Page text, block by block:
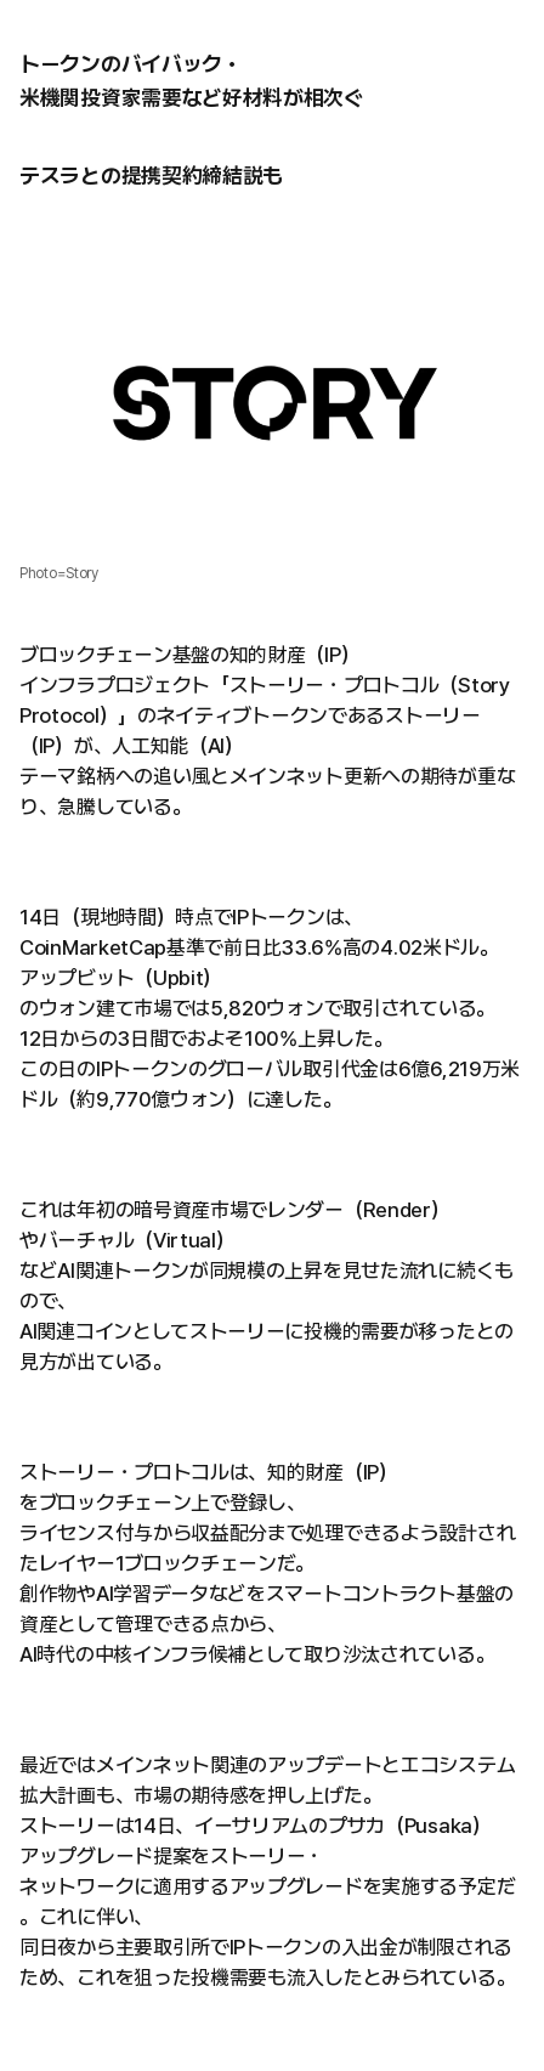
トークンのバイバック・
米機関投資家需要など好材料が相次ぐ
テスラとの提携契約締結説も
Photo=Story
ブロックチェーン基盤の知的財産（IP）
インフラプロジェクト「ストーリー・プロトコル（Story
Protocol）」のネイティブトークンであるストーリー
（IP）が、人工知能（AI）
テーマ銘柄への追い風とメインネット更新への期待が重な
り、急騰している。
14日（現地時間）時点でIPトークンは、
CoinMarketCap基準で前日比33.6%高の4.02米ドル。
アップビット（Upbit）
のウォン建て市場では5,820ウォンで取引されている。
12日からの3日間でおよそ100%上昇した。
この日のIPトークンのグローバル取引代金は6億6,219万米
ドル（約9,770億ウォン）に達した。
これは年初の暗号資産市場でレンダー（Render）
やバーチャル（Virtual）
などAI関連トークンが同規模の上昇を見せた流れに続くも
ので、
AI関連コインとしてストーリーに投機的需要が移ったとの
見方が出ている。
ストーリー・プロトコルは、知的財産（IP）
をブロックチェーン上で登録し、
ライセンス付与から収益配分まで処理できるよう設計され
たレイヤー1ブロックチェーンだ。
創作物やAI学習データなどをスマートコントラクト基盤の
資産として管理できる点から、
AI時代の中核インフラ候補として取り沙汰されている。
最近ではメインネット関連のアップデートとエコシステム
拡大計画も、市場の期待感を押し上げた。
ストーリーは14日、イーサリアムのプサカ（Pusaka）
アップグレード提案をストーリー・
ネットワークに適用するアップグレードを実施する予定だ
。これに伴い、
同日夜から主要取引所でIPトークンの入出金が制限される
ため、これを狙った投機需要も流入したとみられている。